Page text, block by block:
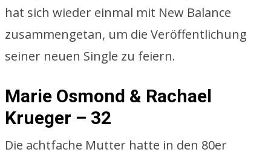
hat sich wieder einmal mit New Balance
zusammengetan, um die Veröffentlichung
seiner neuen Single zu feiern.
Marie Osmond & Rachael
Krueger – 32
Die achtfache Mutter hatte in den 80er